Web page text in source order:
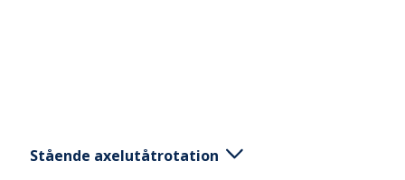
Stående axelutåtrotation